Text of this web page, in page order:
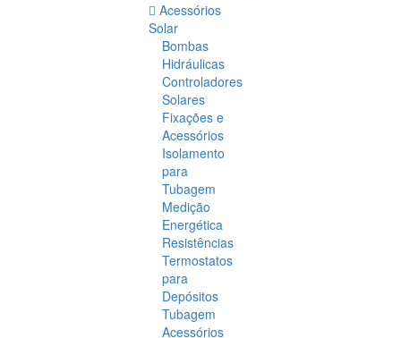
Acessórios
Solar
Bombas
Hidráulicas
Controladores
Solares
Fixações e
Acessórios
Isolamento
para
Tubagem
Medição
Energética
Resistências
Termostatos
para
Depósitos
Tubagem
Acessórios